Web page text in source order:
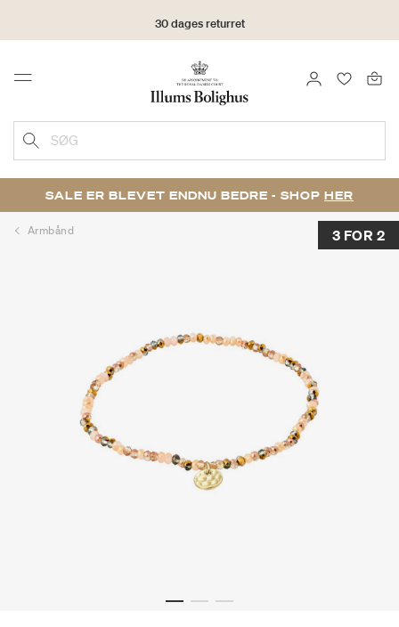
30 dages returret
Menu LOG IND
SØG
SALE ER BLEVET ENDNU BEDRE - SHOP HER
Armbånd 3 FOR 2